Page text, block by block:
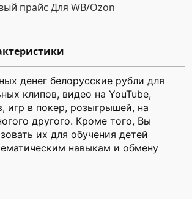
прайс Для WB/Ozon
денег белорусские рубли для
клипов, видео на YouTube,
игр в покер, розыгрышей, на
другого. Кроме того, Вы
их для обучения детей
навыкам и обмену